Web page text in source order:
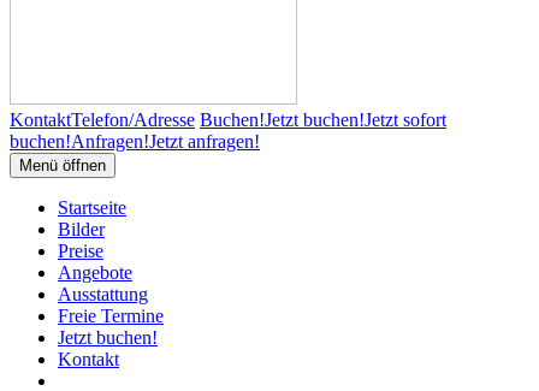
KontaktTelefon/Adresse Buchen!Jetzt buchen!Jetzt sofort
buchen!Anfragen!Jetzt anfragen!
Menü öffnen
Startseite
Bilder
Preise
Angebote
Ausstattung
Freie Termine
Jetzt buchen!
Kontakt